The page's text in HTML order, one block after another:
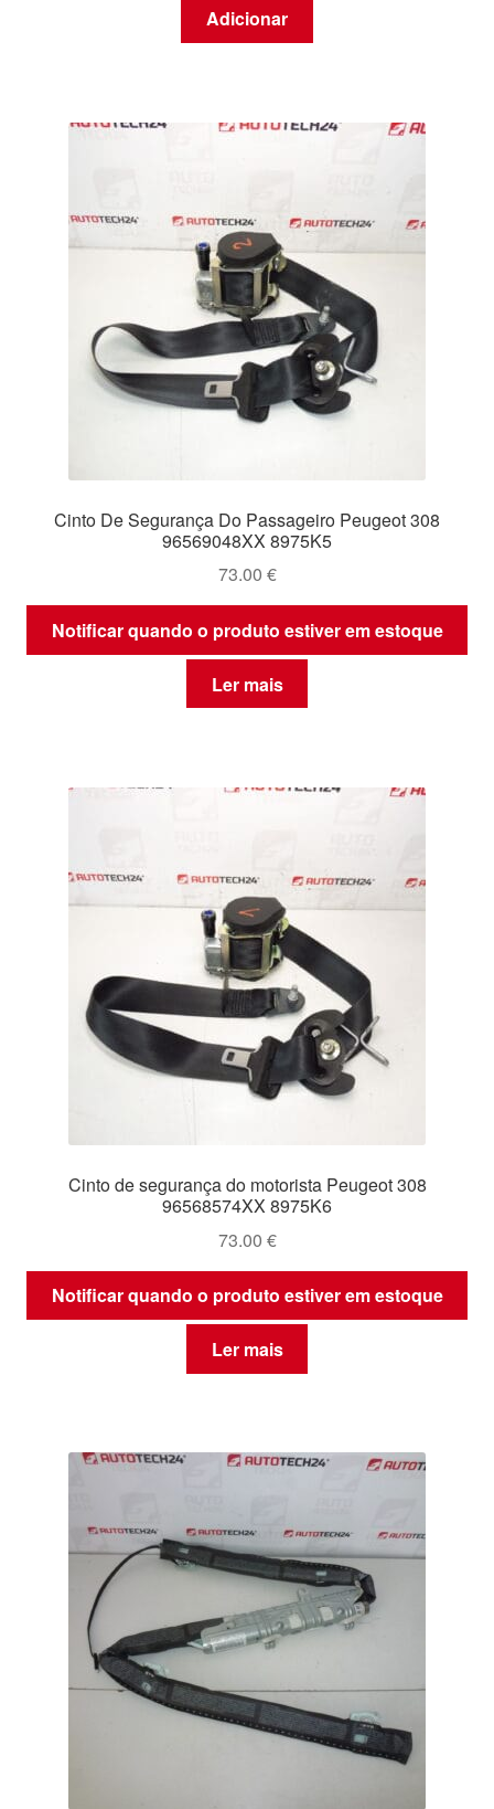
Adicionar
Cinto De Segurança Do Passageiro Peugeot 308
96569048XX 8975K5
73.00 €
Notificar quando o produto estiver em estoque
Ler mais
Cinto de segurança do motorista Peugeot 308
96568574XX 8975K6
73.00 €
Notificar quando o produto estiver em estoque
Ler mais